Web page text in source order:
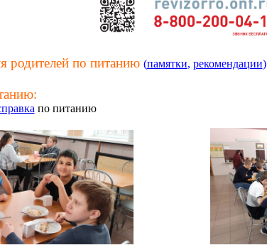
родителей по питанию (памятки, рекомендации)
по питанию